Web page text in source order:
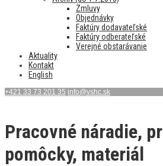
Zmluvy
Objednávky
Faktúry dodavateľské
Faktúry odberateľské
Verejné obstarávanie
Aktuality
Kontakt
English
+421 33 73 201 35 info@vshc.sk
Pracovné náradie,
pomôcky, materiál